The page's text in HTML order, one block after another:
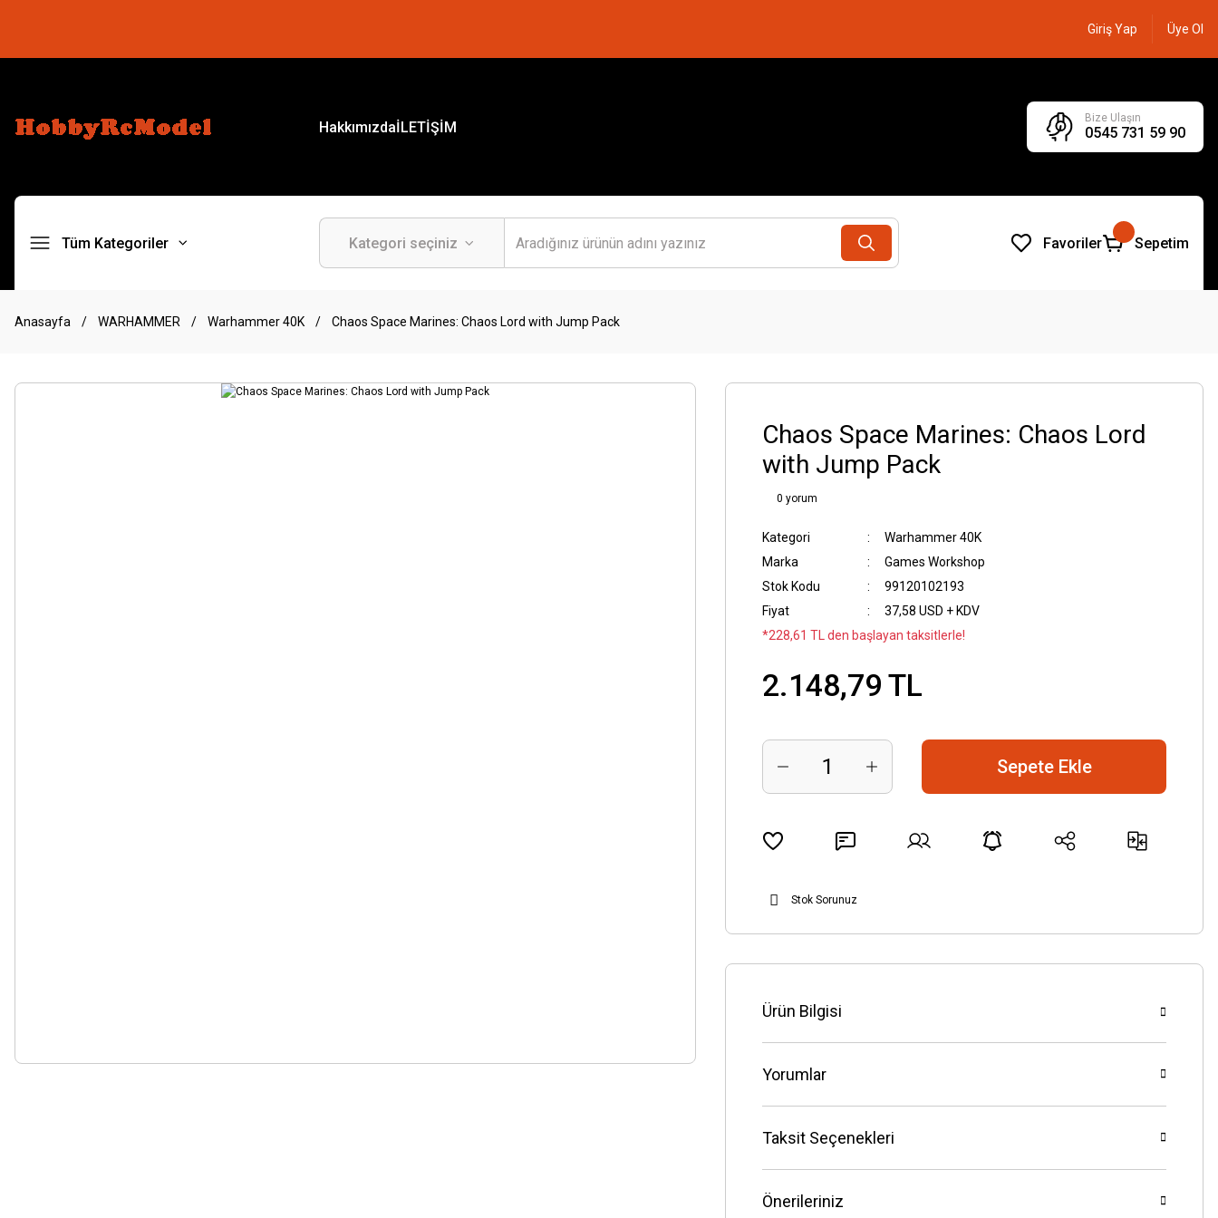
Giriş Yap Üye Ol
HakkımızdaİLETİŞİM
Bize Ulaşın
0545 731 59 90
Tüm Kategoriler Favoriler Sepetim
Anasayfa WARHAMMER Warhammer 40K Chaos Space Marines: Chaos Lord with Jump Pack
Chaos Space Marines: Chaos Lord
with Jump Pack
0 yorum
Kategori
Warhammer 40K
Marka
Games Workshop
Stok Kodu
99120102193
Fiyat
37,58 USD + KDV
*228,61 TL den başlayan taksitlerle!
2.148,79 TL
Sepete Ekle
Stok Sorunuz
Ürün Bilgisi
Yorumlar
Taksit Seçenekleri
Önerileriniz